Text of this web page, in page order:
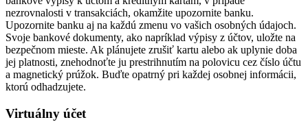
nezrovnalosti v transakciách, okamžite upozornite banku.
Upozornite banku aj na každú zmenu vo vašich osobných údajoch.
Svoje bankové dokumenty, ako napríklad výpisy z účtov, uložte na
bezpečnom mieste. Ak plánujete zrušiť kartu alebo ak uplynie doba
jej platnosti, znehodnoťte ju prestrihnutím na polovicu cez číslo účtu
a magnetický prúžok. Buďte opatrný pri každej osobnej informácii,
ktorú odhadzujete.
Virtuálny účet